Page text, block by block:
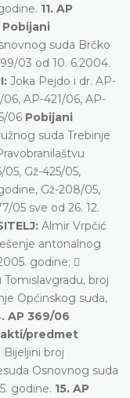
11. AP
Pobijani
suda Brčko
03 od 10. 6.2004.
Joka Pejdo i dr. AP-
AP-421/06, AP-
06 Pobijani
suda Trebinje
05, Gž-425/05,
Gž-208/05,
05 sve od 26. 12.
Almir Vrpčić
antonalnog
godine; 
broj
Općinskog suda,
AP 369/06
predmet
broj
Osnovnog suda
godine. 15. AP